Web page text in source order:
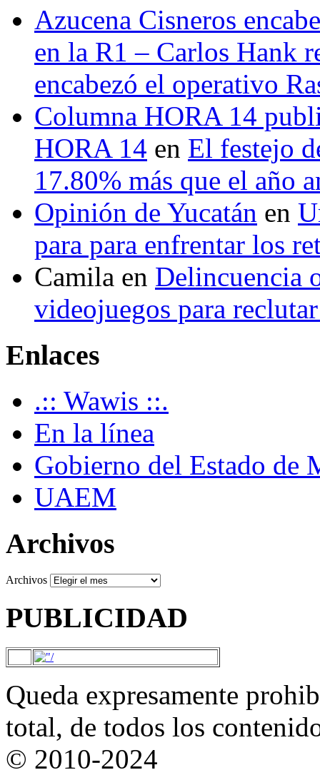
Azucena Cisneros
en la R1 – Carlos Hank
encabezó el operativo
Columna HORA 14
HORA 14 en El festejo
17.80% más que el año
Opinión de Yucatán en
para para enfrentar los
Camila en Delincuencia
videojuegos para
Enlaces
.:: Wawis ::.
En la línea
Gobierno del Estado de
UAEM
Archivos
Archivos
PUBLICIDAD
Queda expresamente
total, de todos los
© 2010-2024